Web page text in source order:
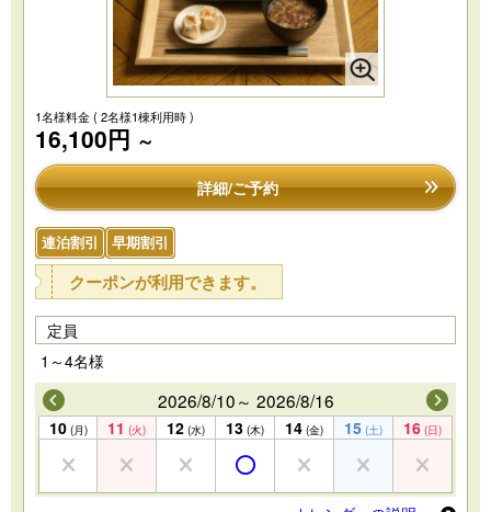
1名様料金( 2名様1棟利用時 )
16,100円 ～
詳細/ご予約
連泊割引 早期割引
クーポンが利用できます。
定員
1～4名様
2026/8/10～ 2026/8/16
10 (月) 11 (火) 12 (水) 13 (木) 14 (金) 15 (土) 16 (日)